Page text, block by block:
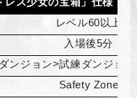
レベル60以上
入場後5分
ンジョン>試練ダンジョ
Safety Zone